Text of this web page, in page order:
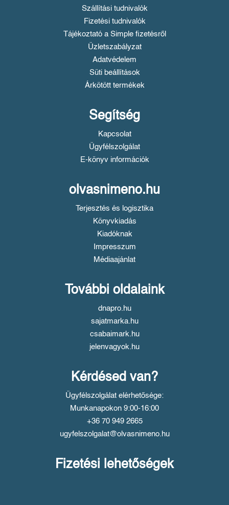
Szállítási tudnivalók
Fizetési tudnivalók
Tájékoztató a Simple fizetésről
Üzletszabályzat
Adatvédelem
Süti beállítások
Árkötött termékek
Segítség
Kapcsolat
Ügyfélszolgálat
E-könyv információk
olvasnimeno.hu
Terjesztés és logisztika
Könyvkiadás
Kiadóknak
Impresszum
Médiaajánlat
További oldalaink
dnapro.hu
sajatmarka.hu
csabaimark.hu
jelenvagyok.hu
Kérdésed van?
Ügyfélszolgálat elérhetősége:
Munkanapokon 9:00-16:00
+36 70 949 2665
ugyfelszolgalat@olvasnimeno.hu
Fizetési lehetőségek